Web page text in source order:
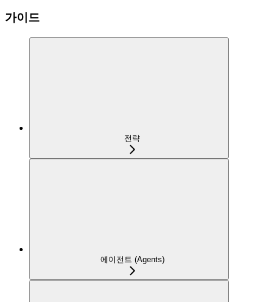
가이드
전략
에이전트 (Agents)